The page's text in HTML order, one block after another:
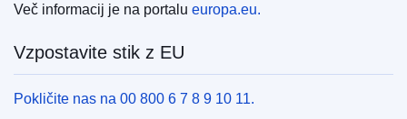
Več informacij je na portalu europa.eu.
Vzpostavite stik z EU
Pokličite nas na 00 800 6 7 8 9 10 11.